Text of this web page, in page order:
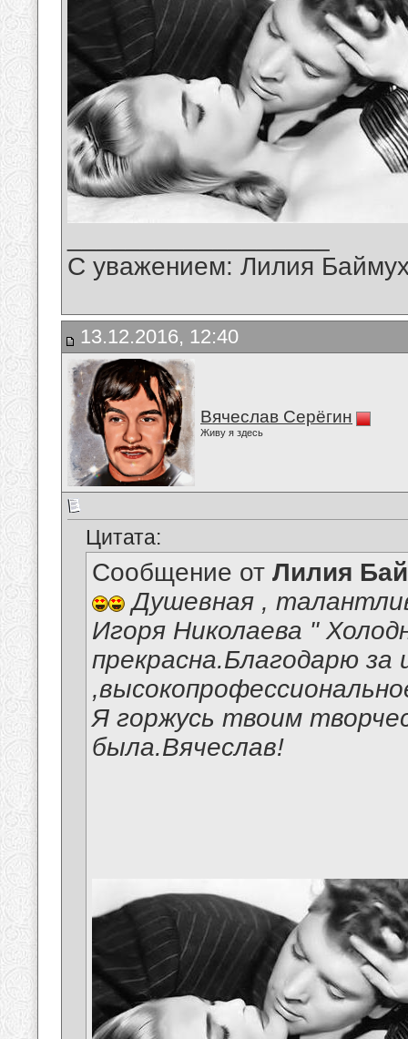
С уважением: Лилия
13.12.2016, 12:40
Вячеслав Серёгин
Живу я здесь
Цитата:
Сообщение от Лилия
Душевная ,
Игоря Николаева "
прекрасна.Благодарю за
Я горжусь твоим
была.Вячеслав!